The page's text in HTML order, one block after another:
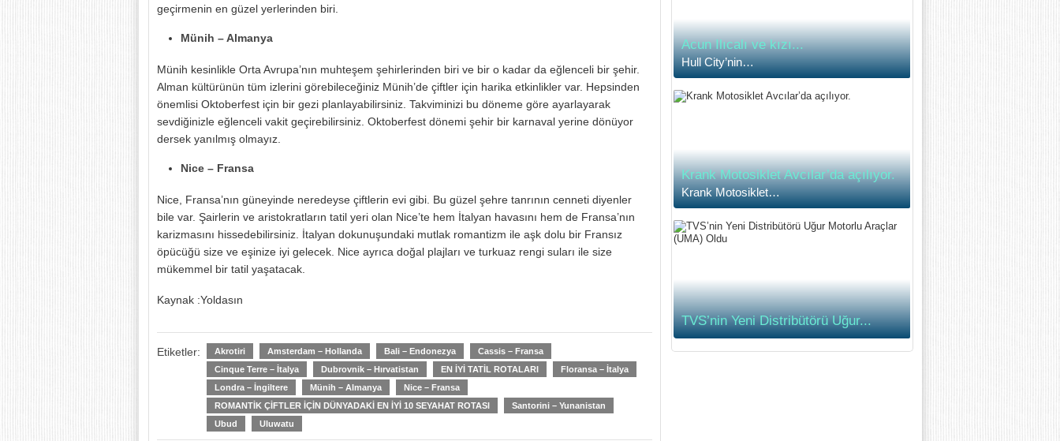
geçirmenin en güzel yerlerinden biri.
Münih – Almanya
Münih kesinlikle Orta Avrupa’nın muhteşem şehirlerinden biri ve bir o kadar da eğlenceli bir şehir.
Alman kültürünün tüm izlerini görebileceğiniz Münih’de çiftler için harika etkinlikler var. Hepsinden
önemlisi Oktoberfest için bir gezi planlayabilirsiniz. Takviminizi bu döneme göre ayarlayarak
sevdiğinizle eğlenceli vakit geçirebilirsiniz. Oktoberfest dönemi şehir bir karnaval yerine dönüyor
dersek yanılmış olmayız.
Nice – Fransa
Nice, Fransa’nın güneyinde neredeyse çiftlerin evi gibi. Bu güzel şehre tanrının cenneti diyenler
bile var. Şairlerin ve aristokratların tatil yeri olan Nice’te hem İtalyan havasını hem de Fransa’nın
karizmasını hissedebilirsiniz. İtalyan dokunuşundaki mutlak romantizm ile aşk dolu bir Fransız
öpücüğü size ve eşinize iyi gelecek. Nice ayrıca doğal plajları ve turkuaz rengi suları ile size
mükemmel bir tatil yaşatacak.
Kaynak :Yoldasın
Etiketler: Akrotiri Amsterdam – Hollanda Bali – Endonezya
Cassis – Fransa
Cinque Terre – İtalya
Dubrovnik – Hırvatistan EN İYİ TATİL ROTALARI
Floransa – İtalya
Londra – İngiltere
Münih – Almanya
Nice – Fransa
ROMANTİK ÇİFTLER İÇİN DÜNYADAKİ EN İYİ 10 SEYAHAT ROTASI
Santorini – Yunanistan
Ubud
Uluwatu
Acun Ilıcalı ve kızı...
Hull City’nin…
Krank Motosiklet Avcılar’da açılıyor.
Krank Motosiklet…
TVS’nin Yeni Distribütörü Uğur...